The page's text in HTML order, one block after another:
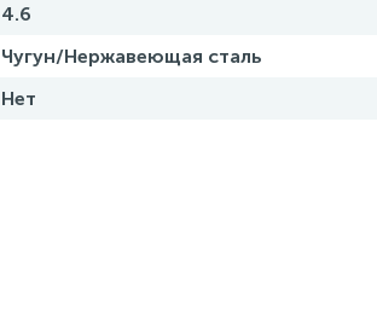
4.6
Чугун/Нержавеющая сталь
Нет